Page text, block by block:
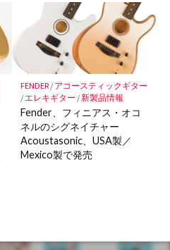
FENDER/ アコースティックギター
/エレキギター /新製品情報
Fender、フィニアス・オコ
ネルのシグネイチャー
Acoustasonic、USA製／
Mexico製で発売